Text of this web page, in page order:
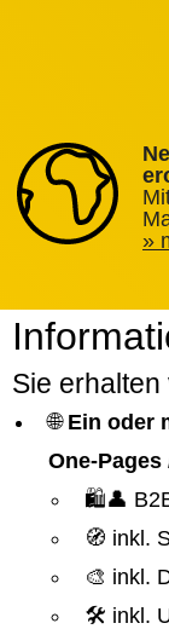
Sie erhalten
🌐 Ein oder
One-
🛍️👤
🧭 inkl.
🎨 inkl.
🛠️ inkl.